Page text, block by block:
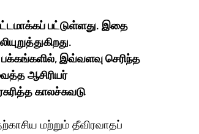
ஆசிரியர்
காலச்சுவடு
மற்றும் தீவிரவாதப்